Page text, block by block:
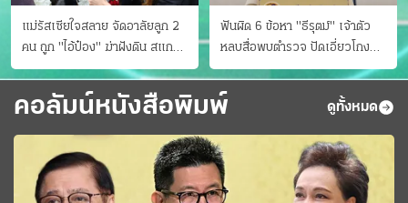
แม่รัสเซียใจสลาย จัดอาลัยลูก 2
คน ถูก "ไอ้ป๋อง" ฆ่าฝังดิน สแกน
ไม่มีศพเพิ่ม
ฟันผิด 6 ข้อหา "ธีรุตม์" เจ้าตัว
หลบสื่อพบตำรวจ ปัดเอี่ยวโกง
สอบท้องถิ่น จ่อบี้รํ่ารวยมากปกติ
คอลัมน์หนังสือพิมพ์ ดูทั้งหมด